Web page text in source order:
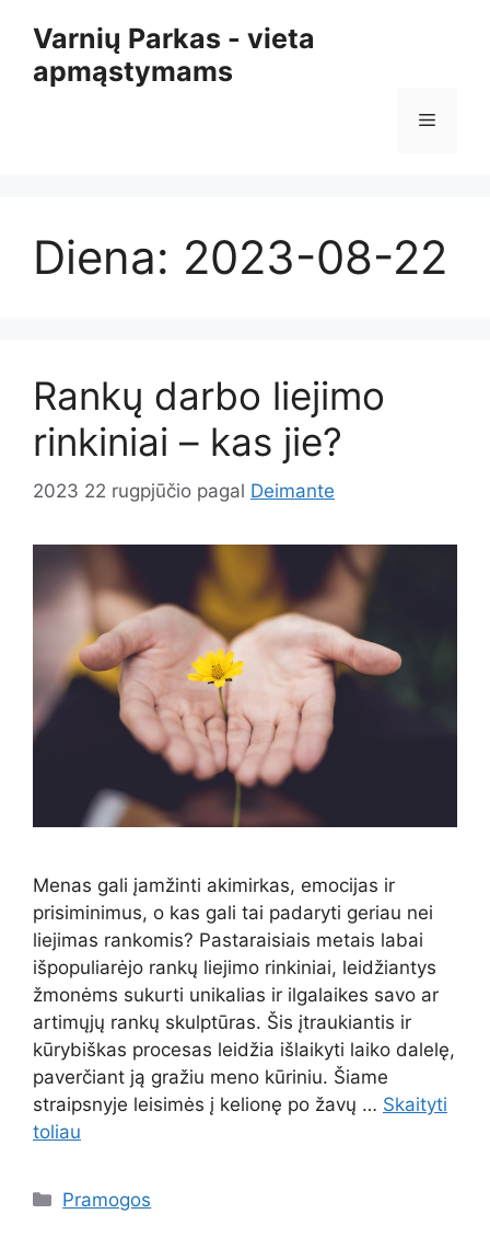
turinio
Varnių Parkas - vieta
apmąstymams
Meniu
Diena: 2023-08-22
Rankų darbo liejimo
rinkiniai – kas jie?
2023 22 rugpjūčio pagal Deimante
Menas gali įamžinti akimirkas, emocijas ir
prisiminimus, o kas gali tai padaryti geriau nei
liejimas rankomis? Pastaraisiais metais labai
išpopuliarėjo rankų liejimo rinkiniai, leidžiantys
žmonėms sukurti unikalias ir ilgalaikes savo ar
artimųjų rankų skulptūras. Šis įtraukiantis ir
kūrybiškas procesas leidžia išlaikyti laiko dalelę,
paverčiant ją gražiu meno kūriniu. Šiame
straipsnyje leisimės į kelionę po žavų … Skaityti
toliau
Kategorijos
Pramogos